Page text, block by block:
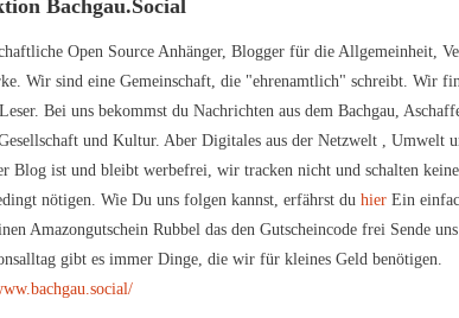
Bachgau.Social
Open Source Anhänger, Blogger für die Allgemeinheit,
Wir sind eine Gemeinschaft, die "ehrenamtlich" schreibt. Wir
Bei uns bekommst du Nachrichten aus dem Bachgau,
und Kultur. Aber Digitales aus der Netzwelt , Umwelt
Blog ist und bleibt werbefrei, wir tracken nicht und schalten
nötigen. Wie Du uns folgen kannst, erfährst duhier Ein
Amazongutschein Rubbel das den Gutscheincode frei Sende
gibt es immer Dinge, die wir für kleines Geld benötigen.